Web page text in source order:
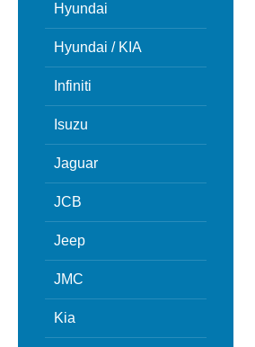
Hyundai
Hyundai / KIA
Infiniti
Isuzu
Jaguar
JCB
Jeep
JMC
Kia